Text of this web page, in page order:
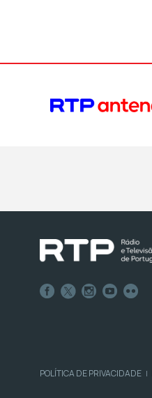
POLÍTICA DE PRIVACIDADE |